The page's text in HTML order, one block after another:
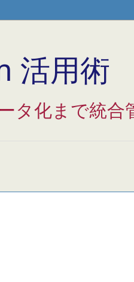
活用術
タ化まで統合